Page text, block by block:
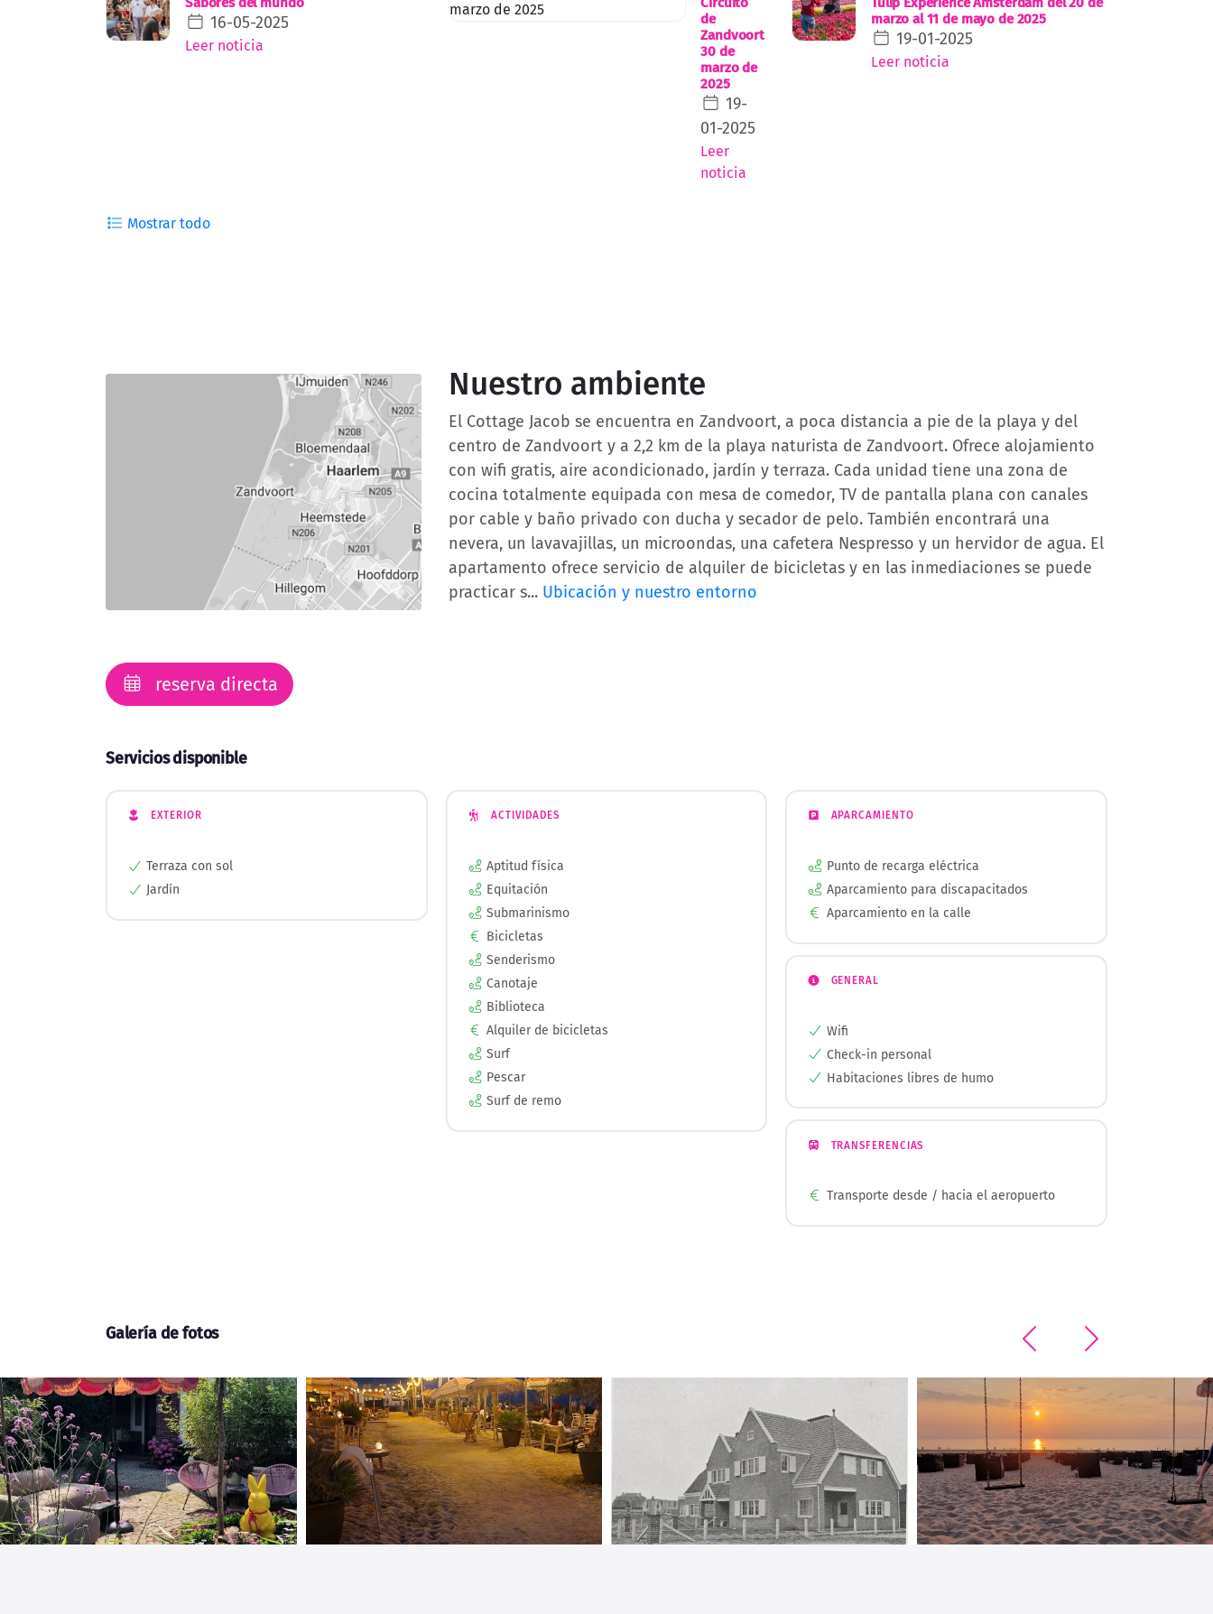
16-05-2025
Leer noticia
de
Zandvoort
30 de
marzo de
2025
19-
01-2025
Leer
noticia
marzo al 11 de mayo de 2025
19-01-2025
Leer noticia
Mostrar todo
Nuestro ambiente
El Cottage Jacob se encuentra en Zandvoort, a poca distancia a pie de la playa y del
centro de Zandvoort y a 2,2 km de la playa naturista de Zandvoort. Ofrece alojamiento
con wifi gratis, aire acondicionado, jardín y terraza. Cada unidad tiene una zona de
cocina totalmente equipada con mesa de comedor, TV de pantalla plana con canales
por cable y baño privado con ducha y secador de pelo. También encontrará una
nevera, un lavavajillas, un microondas, una cafetera Nespresso y un hervidor de agua. El
apartamento ofrece servicio de alquiler de bicicletas y en las inmediaciones se puede
practicar s... Ubicación y nuestro entorno
reserva directa
Servicios disponible
EXTERIOR
Terraza con sol
Jardín
ACTIVIDADES
Aptitud física
Equitación
Submarinismo
Bicicletas
Senderismo
Canotaje
Biblioteca
Alquiler de bicicletas
Surf
Pescar
Surf de remo
APARCAMIENTO
Punto de recarga eléctrica
Aparcamiento para discapacitados
Aparcamiento en la calle
GENERAL
Wifi
Check-in personal
Habitaciones libres de humo
TRANSFERENCIAS
Transporte desde / hacia el aeropuerto
Galería de fotos